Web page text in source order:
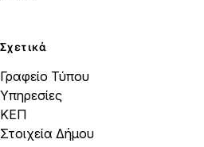
Σχετικά
Γραφείο Τύπου
Υπηρεσίες
ΚΕΠ
Στοιχεία Δήμου